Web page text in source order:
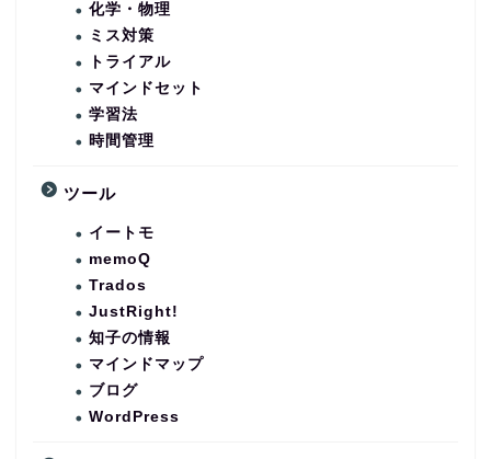
化学・物理
ミス対策
トライアル
マインドセット
学習法
時間管理
ツール
イートモ
memoQ
Trados
JustRight!
知子の情報
マインドマップ
ブログ
WordPress